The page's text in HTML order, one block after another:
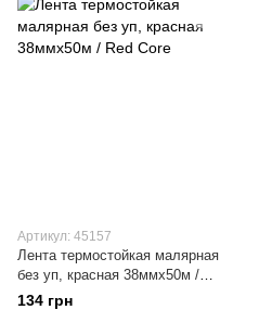
Артикул: 45157
Лента термостойкая малярная
без уп, красная 38ммх50м /
Red Core
134 грн